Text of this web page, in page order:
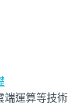
端運算等技術